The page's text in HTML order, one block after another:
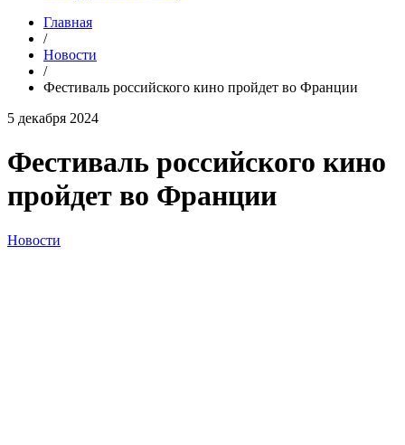
Главная
/
Новости
/
Фестиваль российского кино пройдет во Франции
5 декабря 2024
Фестиваль российского кино
пройдет во Франции
Новости